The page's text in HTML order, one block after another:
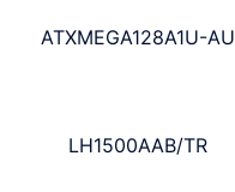
ATXMEGA128A1U-AU
LH1500AAB/TR